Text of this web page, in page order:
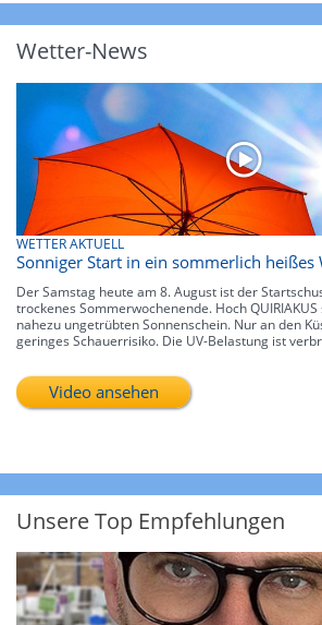
Wetter-News
WETTER AKTUELL
Sonniger Start in ein sommerlich heißes
Der Samstag heute am 8. August ist der
trockenes Sommerwochenende. Hoch
nahezu ungetrübten Sonnenschein. Nur an den
geringes Schauerrisiko. Die UV-Belastung ist
Video ansehen
Unsere Top Empfehlungen